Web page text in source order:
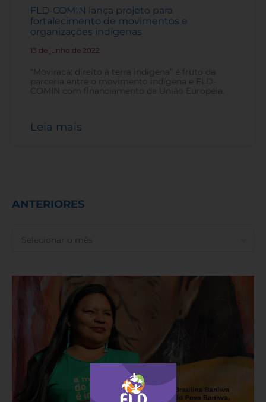
FLD-COMIN lança projeto para
fortalecimento de movimentos e
organizações indígenas
13 de junho de 2022
“Moviracá: direito à terra indígena” é fruto da
parceria entre o movimento indígena e FLD-
COMIN com financiamento da União Europeia.
Leia mais
ANTERIORES